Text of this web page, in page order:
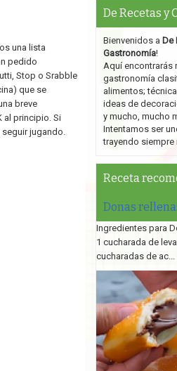
una lista
pedido
Stop o Srabble
que se
breve
al principio. Si
jugando.
De Recetas y
Bienvenidos a De
Gastronomía!
Aquí encontrarás
gastronomía
alimentos;
ideas de
y mucho, mucho
Intentamos ser
trayendo siempre
Receta
Donas
Ingredientes para
1 cucharada de
cucharadas de ac...